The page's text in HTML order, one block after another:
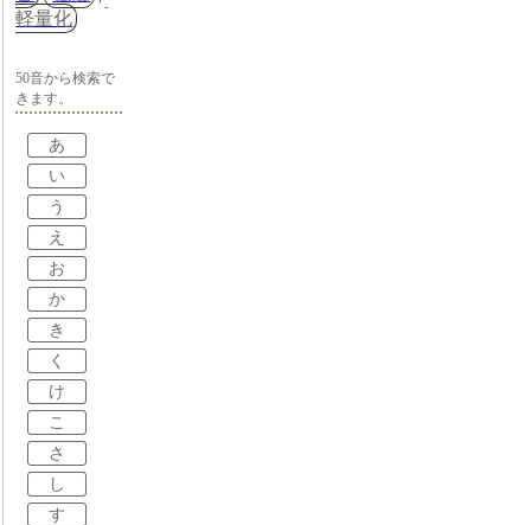
軽量化
50音から検索で
きます。
あ
い
う
え
お
か
き
く
け
こ
さ
し
す